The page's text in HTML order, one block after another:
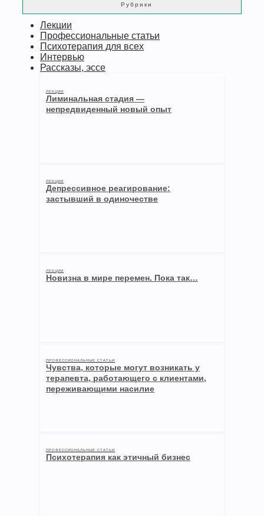
Рубрики
Лекции
Профессиональные статьи
Психотерапия для всех
Интервью
Рассказы, эссе
ЛЕКЦИИ
Лиминальная стадия —
непредвиденный новый опыт
ЛЕКЦИИ
Депрессивное реагирование:
застывший в одиночестве
ЛЕКЦИИ
Новизна в мире перемен. Пока так…
ПРОФЕССИОНАЛЬНЫЕ СТАТЬИ
Чувства, которые могут возникать у
терапевта, работающего с клиентами,
переживающими насилие
ПРОФЕССИОНАЛЬНЫЕ СТАТЬИ
Психотерапия как этичный бизнес